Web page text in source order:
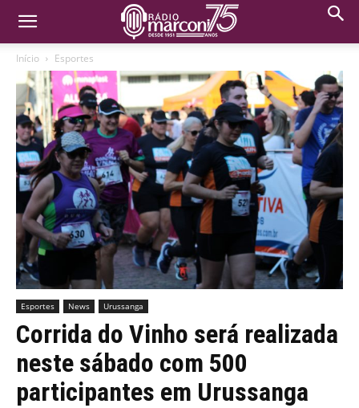
Início Esportes
Esportes News Urussanga
Corrida do Vinho será realizada
neste sábado com 500
participantes em Urussanga